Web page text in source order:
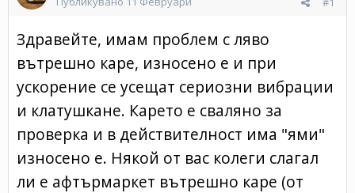
Здравейте, имам проблем с ляво
вътрешно каре, износено е и при
ускорение се усещат сериозни вибрации
и клатушкане. Карето е сваляно за
проверка и в действителност има "ями"
износено е. Някой от вас колеги слагал
ли е афтърмаркет вътрешно каре (от